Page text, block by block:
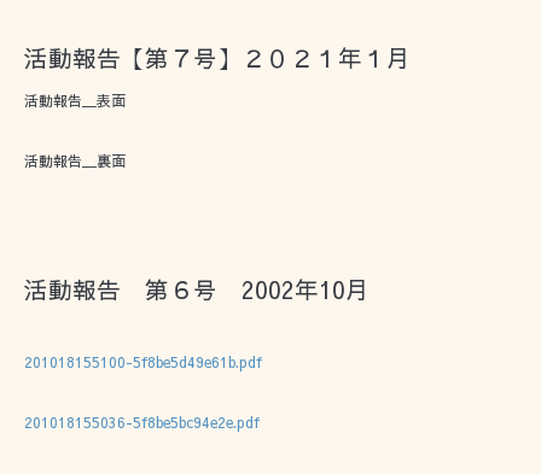
活動報告【第７号】２０２１年１月
活動報告＿表面
活動報告＿裏面
活動報告 第６号 2002年10月
201018155100-5f8be5d49e61b.pdf
201018155036-5f8be5bc94e2e.pdf